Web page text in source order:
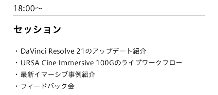
18:00〜
セッション
DaVinci Resolve 21のアップデート紹介
URSA Cine Immersive 100Gのライブワークフロー
最新イマーシブ事例紹介
フィードバック会